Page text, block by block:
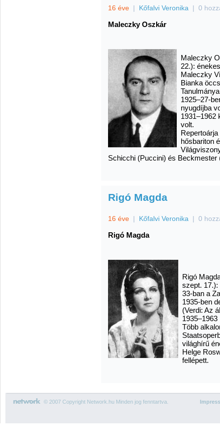
16 éve | Kőfalvi Veronika | 0
Maleczky Oszkár
Maleczky
22.):
Maleczky
Bianka
1925–27-
nyugdíjba
1931–1962
volt.
hősbariton
Schicchi (Puccini) és Beckmester
Rigó Magda
16 éve | Kőfalvi Veronika | 0
Rigó Magda
Rigó
szept. 17.):
33-ban a
1935-ben
(Verdi: Az
Több
világhírű
Helge
fellépett.
© 2007 Copyright Network.hu Minden jog fenntartva.